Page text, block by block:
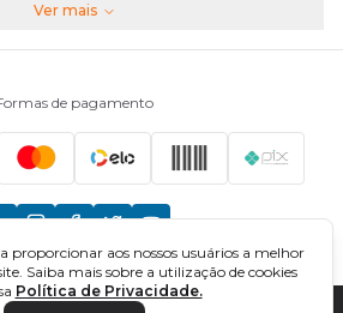
Ver mais
de pagamento
proporcionar aos nossos usuários a melhor
Saiba mais sobre a utilização de cookies
Política de Privacidade.